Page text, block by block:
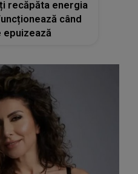
recăpăta energia
când
epuizează